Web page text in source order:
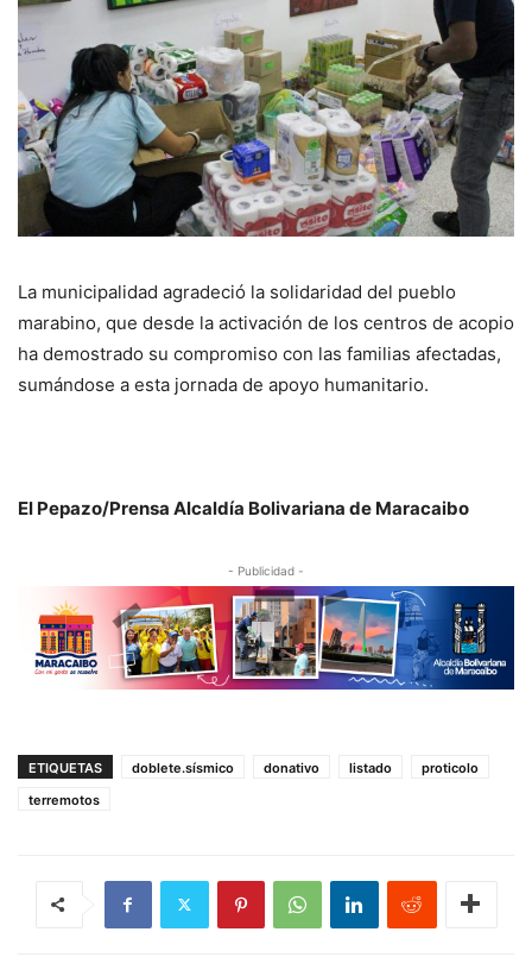
La municipalidad agradeció la solidaridad del pueblo
marabino, que desde la activación de los centros de acopio
ha demostrado su compromiso con las familias afectadas,
sumándose a esta jornada de apoyo humanitario.
El Pepazo/Prensa Alcaldía Bolivariana de Maracaibo
- Publicidad -
ETIQUETAS doblete.sísmico donativo listado
proticolo
terremotos